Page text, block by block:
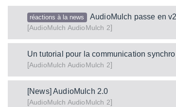
réactions à la news
AudioMulch passe en
[AudioMulch AudioMulch 2]
Un tutorial pour la communication
[AudioMulch AudioMulch 2]
[News] AudioMulch 2.0
[AudioMulch AudioMulch 2]